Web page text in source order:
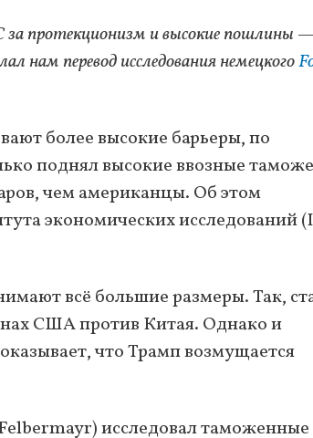
протекционизм и высокие пошлины
нам перевод исследования немецкого
более высокие барьеры, по
поднял высокие ввозные
чем американцы. Об этом
экономических исследований
всё большие размеры. Так,
США против Китая. Однако и
что Трамп возмущается
исследовал таможенные